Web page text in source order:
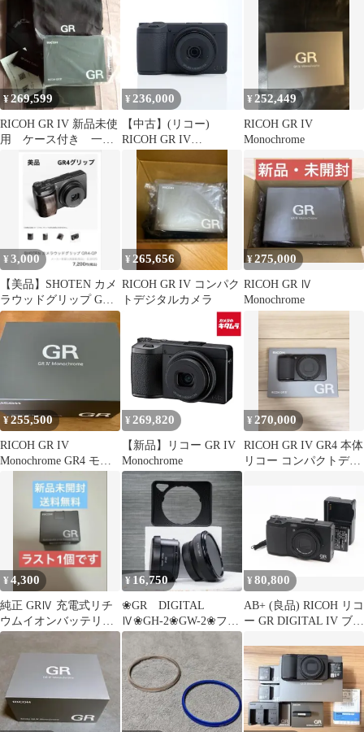
¥269,599
RICOH GR IV 新品未使
用 ケース付き 一年
¥ 236,000
【中古】(リコー)
RICOH GR IV
MONOCHROME(香港モ
デル)
¥ 252,449
RICOH GR IV
Monochrome
¥3,000
【美品】SHOTEN カメ
ラウッドグリップ GR4-
GP
¥265,656
RICOH GR IV コンパク
トデジタルカメラ
¥275,000
RICOH GR Ⅳ
Monochrome
¥255,500
RICOH GR IV
Monochrome GR4 モノ
¥ 269,820
【新品】リコー GR IV
Monochrome
¥ 270,000
RICOH GR IV GR4 本体
リコー コンパクトデジ
¥4,300
純正 GRⅣ 充電式リチ
ウムイオンバッテリー
DB-120
¥ 16,750
❀GR DIGITAL
Ⅳ❀GH-2❀GW-2❀フー
ド❀21mmワイドレンズ
¥80,800
AB+ (良品) RICOH リコ
ー GR DIGITAL IV ブラ
1522 初期不良返品対応
77-216